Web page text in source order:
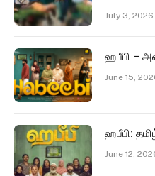
July 3, 2026
ஹபீபி –
June 15,
ஹபீபி:
June 12,